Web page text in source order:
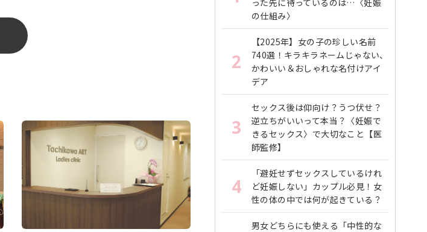
った先に待っているのは…〈妊娠
の仕組み〉
2
【2025年】女の子の珍しい名前
740選！キラキラネームじゃない、
かわいい＆おしゃれな名付けアイ
デア
3
セックス後は仰向け？うつ伏せ？
逆立ちがいいって本当？〈妊娠で
きるセックス〉で大切なこと【医
師監修】
4
「避妊せずセックスしているけれ
ど妊娠しない」カップル必見！女
性の体の中では何が起きている？
男女どちらにも使える「中性的な